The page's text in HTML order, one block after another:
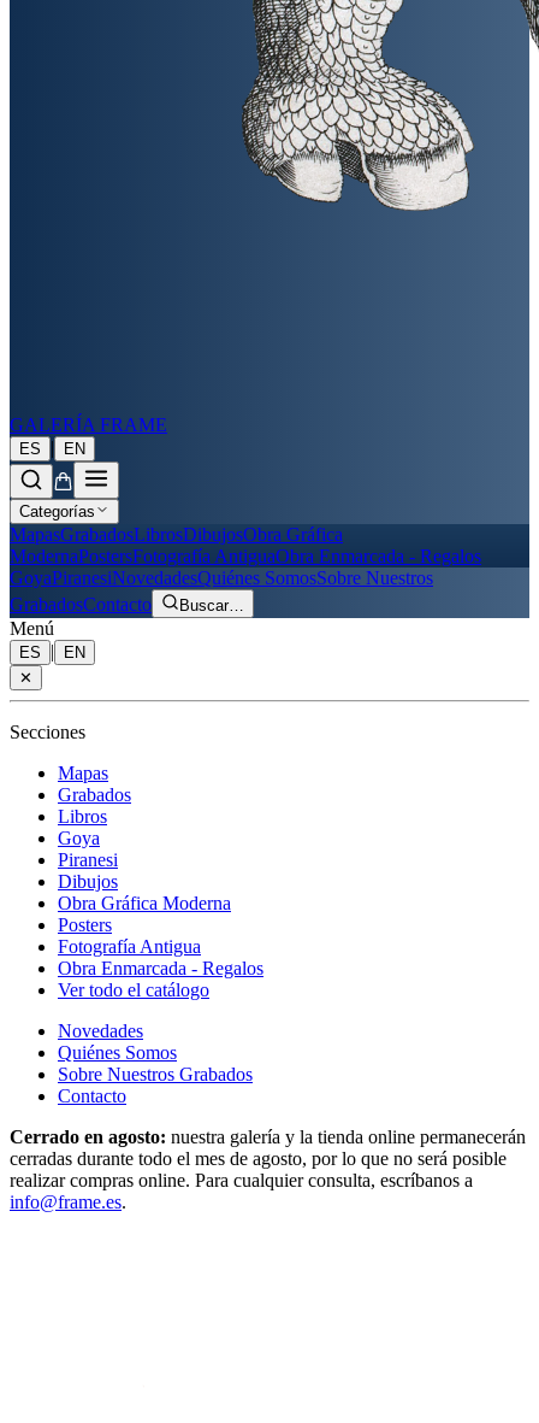
GALERÍA FRAME
ES | EN
Categorías
MapasGrabadosLibrosDibujosObra Gráfica
ModernaPostersFotografía AntiguaObra Enmarcada - Regalos
GoyaPiranesiNovedadesQuiénes SomosSobre Nuestros
GrabadosContacto Buscar…
Menú
ES |
EN
✕
Secciones
Mapas
Grabados
Libros
Goya
Piranesi
Dibujos
Obra Gráfica Moderna
Posters
Fotografía Antigua
Obra Enmarcada - Regalos
Ver todo el catálogo
Novedades
Quiénes Somos
Sobre Nuestros Grabados
Contacto
Cerrado en agosto: nuestra galería y la tienda online permanecerán
cerradas durante todo el mes de agosto, por lo que no será posible
realizar compras online. Para cualquier consulta, escríbanos a
info@frame.es.